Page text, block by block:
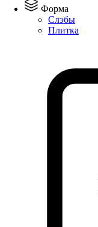
Форма
Слэбы
Плитка